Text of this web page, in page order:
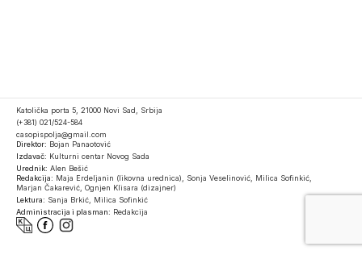
Katolička porta 5, 21000 Novi Sad, Srbija
(+381) 021/524-584
casopispolja@gmail.com
Direktor: Bojan Panaotović
Izdavač: Kulturni centar Novog Sada
Urednik: Alen Bešić
Redakcija: Maja Erdeljanin (likovna urednica), Sonja Veselinović, Milica Sofinkić,
Marjan Čakarević, Ognjen Klisara (dizajner)
Lektura: Sanja Brkić, Milica Sofinkić
Administracija i plasman: Redakcija